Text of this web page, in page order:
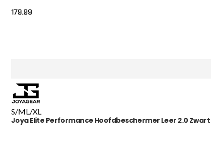
179.99
S/ML/XL
Joya Elite Performance Hoofdbeschermer Leer 2.0 Zwart